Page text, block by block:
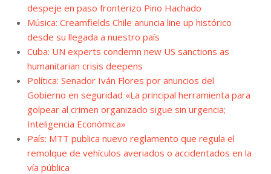
despeje en paso fronterizo Pino Hachado
Música: Creamfields Chile anuncia line up histórico
desde su llegada a nuestro país
Cuba: UN experts condemn new US sanctions as
humanitarian crisis deepens
Política: Senador Iván Flores por anuncios del
Gobierno en seguridad «La principal herramienta para
golpear al crimen organizado sigue sin urgencia;
Inteligencia Económica»
País: MTT publica nuevo reglamento que regula el
remolque de vehículos averiados o accidentados en la
vía pública